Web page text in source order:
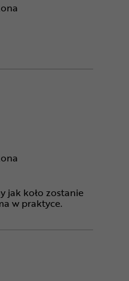
jak koło zostanie
w praktyce.